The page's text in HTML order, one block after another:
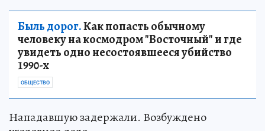
Быль дорог.Как попасть обычному
человеку на космодром "Восточный" и где
увидеть одно несостоявшееся убийство
1990-х
ОБЩЕСТВО
Нападавшую задержали. Возбуждено